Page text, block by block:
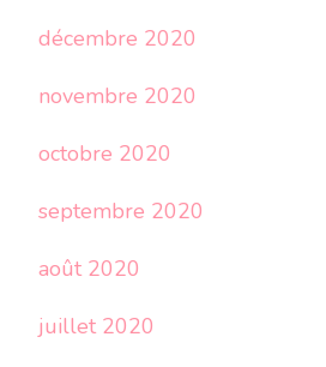
décembre 2020
novembre 2020
octobre 2020
septembre 2020
août 2020
juillet 2020